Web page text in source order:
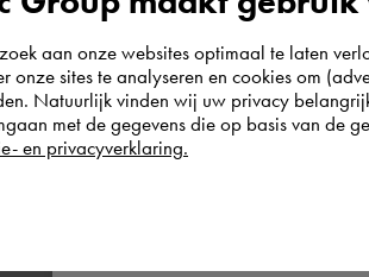
Autodesk 3ds Max Certified
(13 Jahre 5 Monate)
und Animation mit Autodesk 3ds
world. Please confirm in
wish to shop.
Deutschland
aan onze websites optimaal te laten
onze sites te analyseren en cookies om
Natuurlijk vinden wij uw privacy
met de gegevens die op basis van de
en privacyverklaring.